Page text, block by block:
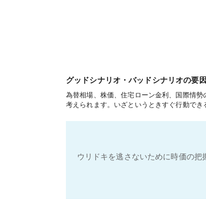
グッドシナリオ・バッドシナリオの要因
為替相場、株価、住宅ローン金利、国際情
考えられます。いざというときすぐ行動でき
ウリドキを逃さないために時価の